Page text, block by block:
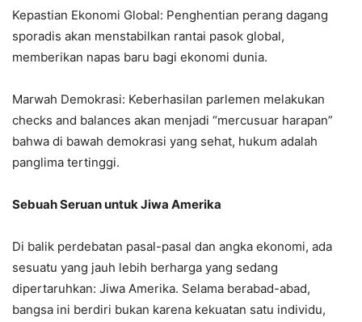
Kepastian Ekonomi Global: Penghentian perang dagang
sporadis akan menstabilkan rantai pasok global,
memberikan napas baru bagi ekonomi dunia.
Marwah Demokrasi: Keberhasilan parlemen melakukan
checks and balances akan menjadi “mercusuar harapan”
bahwa di bawah demokrasi yang sehat, hukum adalah
panglima tertinggi.
Sebuah Seruan untuk Jiwa Amerika
Di balik perdebatan pasal-pasal dan angka ekonomi, ada
sesuatu yang jauh lebih berharga yang sedang
dipertaruhkan: Jiwa Amerika. Selama berabad-abad,
bangsa ini berdiri bukan karena kekuatan satu individu,